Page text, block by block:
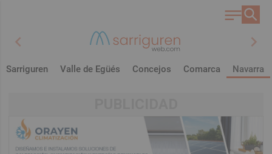
chevron_left chevron_right
Sarriguren Valle de Egüés Concejos Comarca Navarra